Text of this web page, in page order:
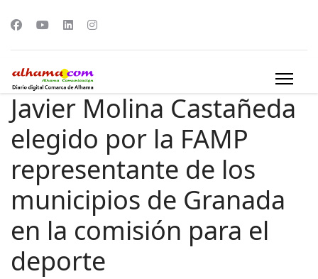
Javier Molina Castañeda
elegido por la FAMP
representante de los
municipios de Granada
en la comisión para el
deporte